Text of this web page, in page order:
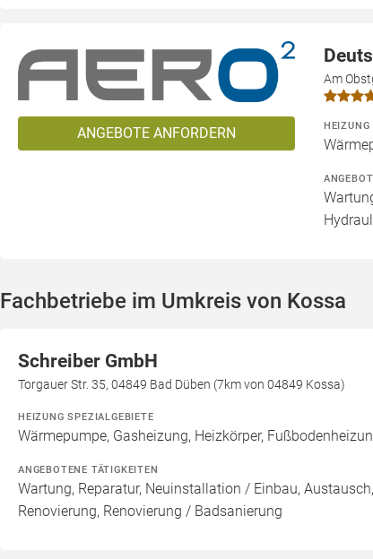
ANGEBOTE ANFORDERN
Am
HEIZUNG
Fachbetriebe im Umkreis von Kossa
Schreiber GmbH
Torgauer Str. 35, 04849 Bad Düben (7km von 04849 Kossa)
HEIZUNG SPEZIALGEBIETE
Wärmepumpe, Gasheizung, Heizkörper,
ANGEBOTENE TÄTIGKEITEN
Wartung, Reparatur, Neuinstallation / Einbau,
Renovierung, Renovierung / Badsanierung